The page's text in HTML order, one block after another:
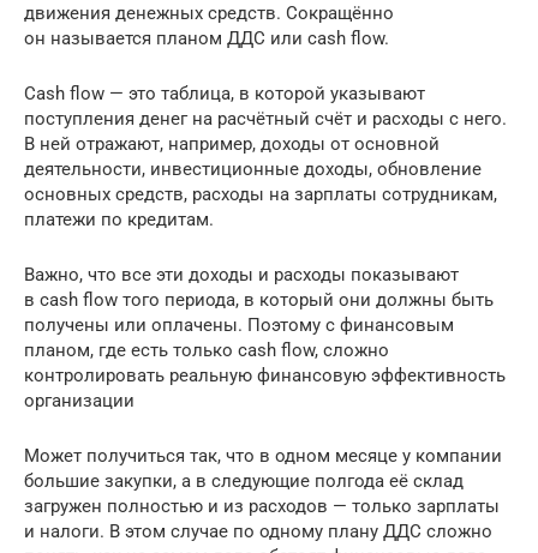
движения денежных средств. Сокращённо
он называется планом ДДС или cash flow.
Cash flow — это таблица, в которой указывают
поступления денег на расчётный счёт и расходы с него.
В ней отражают, например, доходы от основной
деятельности, инвестиционные доходы, обновление
основных средств, расходы на зарплаты сотрудникам,
платежи по кредитам.
Важно, что все эти доходы и расходы показывают
в cash flow того периода, в который они должны быть
получены или оплачены. Поэтому с финансовым
планом, где есть только cash flow, сложно
контролировать реальную финансовую эффективность
организации
Может получиться так, что в одном месяце у компании
большие закупки, а в следующие полгода её склад
загружен полностью и из расходов — только зарплаты
и налоги. В этом случае по одному плану ДДС сложно